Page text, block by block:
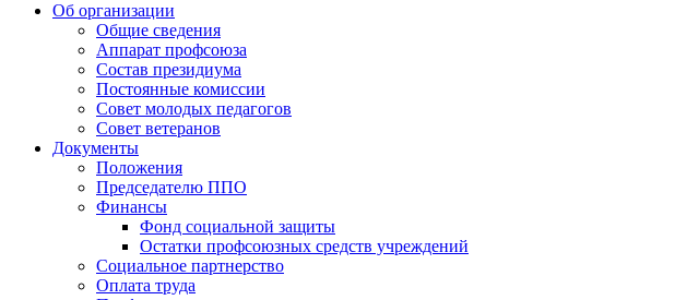
Московского
районов
Казани
Об организации
Общие сведения
Аппарат профсоюза
Состав президиума
Постоянные комиссии
Совет молодых педагогов
Совет ветеранов
Документы
Положения
Председателю ППО
Финансы
Фонд социальной защиты
Остатки профсоюзных средств учреждений
Социальное партнерство
Оплата труда